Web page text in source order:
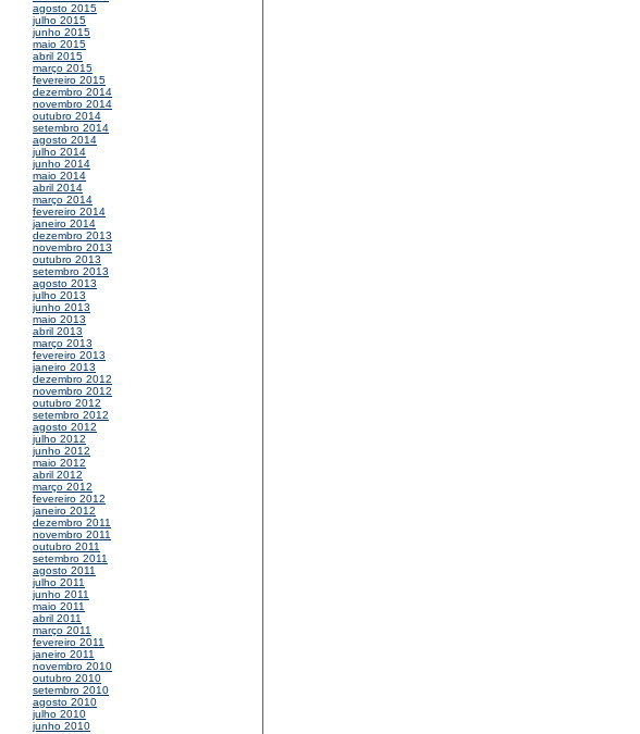
agosto 2015
julho 2015
junho 2015
maio 2015
abril 2015
março 2015
fevereiro 2015
dezembro 2014
novembro 2014
outubro 2014
setembro 2014
agosto 2014
julho 2014
junho 2014
maio 2014
abril 2014
março 2014
fevereiro 2014
janeiro 2014
dezembro 2013
novembro 2013
outubro 2013
setembro 2013
agosto 2013
julho 2013
junho 2013
maio 2013
abril 2013
março 2013
fevereiro 2013
janeiro 2013
dezembro 2012
novembro 2012
outubro 2012
setembro 2012
agosto 2012
julho 2012
junho 2012
maio 2012
abril 2012
março 2012
fevereiro 2012
janeiro 2012
dezembro 2011
novembro 2011
outubro 2011
setembro 2011
agosto 2011
julho 2011
junho 2011
maio 2011
abril 2011
março 2011
fevereiro 2011
janeiro 2011
novembro 2010
outubro 2010
setembro 2010
agosto 2010
julho 2010
junho 2010